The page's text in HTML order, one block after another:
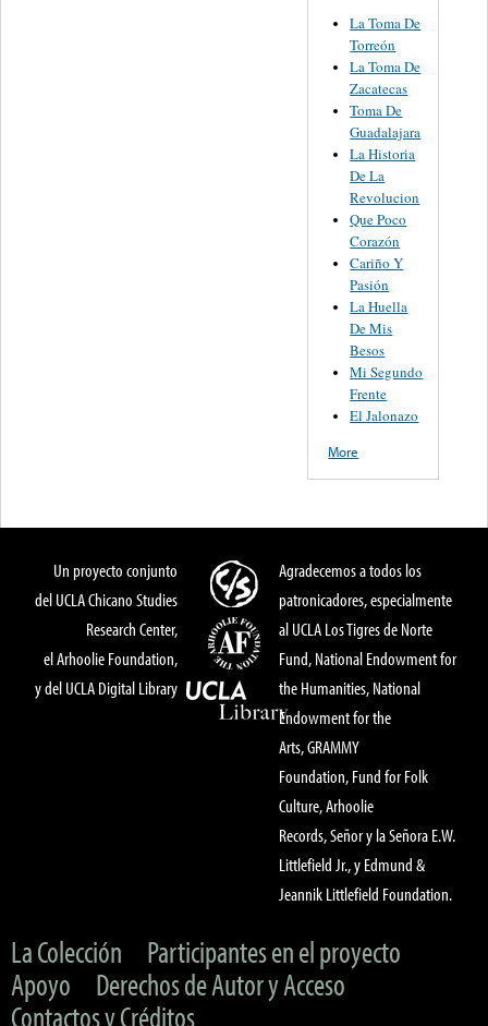
La Toma De
Torreón
La Toma De
Zacatecas
Toma De
Guadalajara
La Historia
De La
Revolucion
Que Poco
Corazón
Cariño Y
Pasión
La Huella
De Mis
Besos
Mi Segundo
Frente
El Jalonazo
More
Un proyecto conjunto
del UCLA Chicano Studies
Research Center,
el Arhoolie Foundation,
y del UCLA Digital Library
Agradecemos a todos los
patronicadores, especialmente
al UCLA Los Tigres de Norte
Fund, National Endowment for
the Humanities, National
Endowment for the
Arts, GRAMMY
Foundation, Fund for Folk
Culture, Arhoolie
Records, Señor y la Señora E.W.
Littlefield Jr., y Edmund &
Jeannik Littlefield Foundation.
La Colección
Participantes en el proyecto
Apoyo
Derechos de Autor y Acceso
Contactos y Créditos